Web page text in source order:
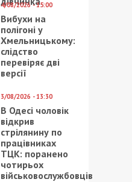
4/08/2026 - 15:00
Вибухи на
полігоні у
Хмельницькому:
слідство
перевіряє дві
версії
3/08/2026 - 13:30
В Одесі чоловік
відкрив
стрілянину по
працівниках
ТЦК: поранено
чотирьох
військовослужбовців